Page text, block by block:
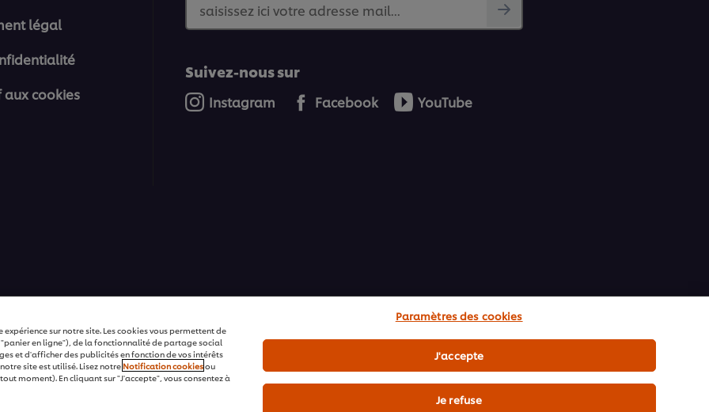
légal
aux cookies
saisissez ici votre adresse mail...
Suivez-nous sur
Instagram Facebook YouTube
sur notre site. Les cookies vous permettent de
en ligne"), de la fonctionnalité de partage social
et d'afficher des publicités en fonction de vos intérêts
site est utilisé. Lisez notre Notification cookiesou
moment). En cliquant sur "J'accepte", vous consentez à
Paramètres des cookies
Je refuse
J'accepte